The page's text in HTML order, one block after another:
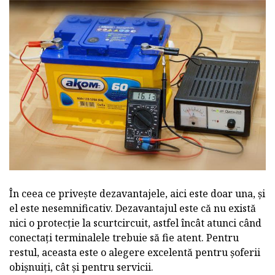
În ceea ce privește dezavantajele, aici este doar una, și
el este nesemnificativ. Dezavantajul este că nu există
nici o protecție la scurtcircuit, astfel încât atunci când
conectați terminalele trebuie să fie atent. Pentru
restul, aceasta este o alegere excelentă pentru șoferii
obișnuiți, cât și pentru servicii.